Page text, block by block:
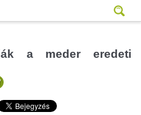
a meder eredeti